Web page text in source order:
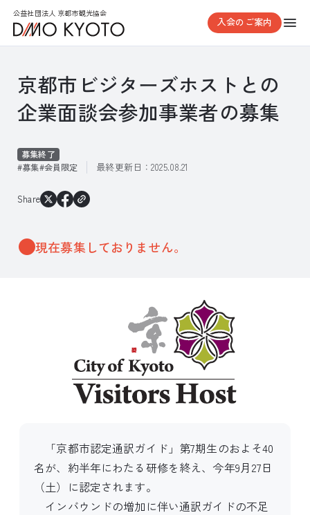
公益社団法人 京都市観光協会
入会のご案内
京都市ビジターズホストとの
企業面談会参加事業者の募集
募集終了
募集 会員限定 最終更新日：2025.08.21
Share
現在募集しておりません。
「京都市認定通訳ガイド」第7期生のおよそ40
名が、約半年にわたる研修を終え、今年9月27日
（土）に認定されます。
インバウンドの増加に伴い通訳ガイドの不足